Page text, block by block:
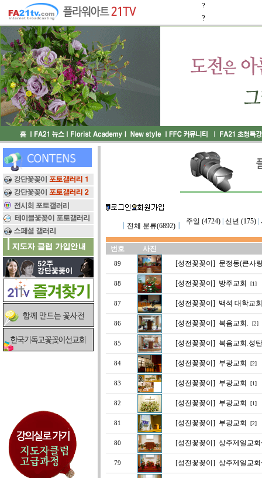
?
?
전체 분류(6892)┃
주일 (4724)| 신년 (175)|
번호 사진
89 [성전꽃꽂이] 문정동(큰사
88 [성전꽃꽂이] 방주교회 [1]
87 [성전꽃꽂이] 백석 대학교회
86 [성전꽃꽂이] 복음교회. [2]
85 [성전꽃꽂이] 복음교회.성
84 [성전꽃꽂이] 부광교회 [2]
83 [성전꽃꽂이] 부광교회 [1]
82 [성전꽃꽂이] 부광교회 [1]
81 [성전꽃꽂이] 부광교회 [2]
80 [성전꽃꽂이] 상주제일교
79 [성전꽃꽂이] 상주제일교